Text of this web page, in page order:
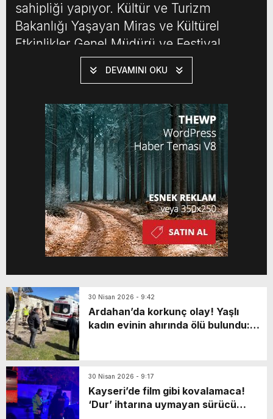
sahipliği yapıyor. Kültür ve Turizm
Bakanlığı Yaşayan Miras ve Kültürel
Etkinlikler Genel Müdürü ve Festival
Direktörü Selim Terzi, yaptığı açıklamada,
2026 Türkiye Kültür Yolu Festivali'nin 26
geçeceğini belirtti. Çok sayıda yerli ve
yabancı misafir beklediklerini […]
DEVAMINI OKU
30 Nisan 2026 - 9:42
Ardahan’da korkunç olay! Yaşlı
kadın evinin ahırında ölü bulundu:
30 Nisan 2026 - 9:17
Kayseri’de film gibi kovalamaca!
‘Dur’ ihtarına uymayan sürücü